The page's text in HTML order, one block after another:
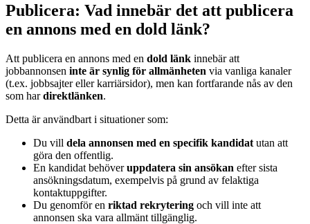
Publicera: Vad innebär det att publicera
en annons med en dold länk?
Att publicera en annons med en dold länk innebär att
jobbannonsen inte är synlig för allmänheten via vanliga kanaler
(t.ex. jobbsajter eller karriärsidor), men kan fortfarande nås av den
som hardirektlänken.
Detta är användbart i situationer som:
Du vill dela annonsen med en specifik kandidat utan att
göra den offentlig.
En kandidat behöveruppdatera sin ansökan efter sista
ansökningsdatum, exempelvis på grund av felaktiga
kontaktuppgifter.
Du genomför en riktad rekrytering och vill inte att
annonsen ska vara allmänt tillgänglig.